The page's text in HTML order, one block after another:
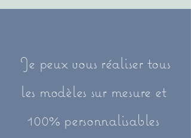
Je peux vous réaliser tous
les modèles sur mesure et
100% personnalisables